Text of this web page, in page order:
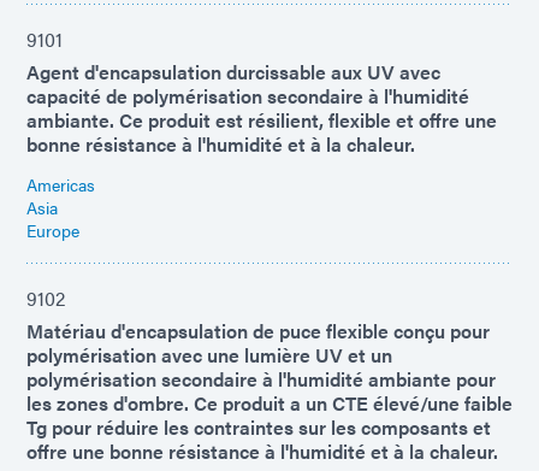
9101
Agent d'encapsulation durcissable aux UV avec
capacité de polymérisation secondaire à l'humidité
ambiante. Ce produit est résilient, flexible et offre une
bonne résistance à l'humidité et à la chaleur.
Americas
Asia
Europe
9102
Matériau d'encapsulation de puce flexible conçu pour
polymérisation avec une lumière UV et un
polymérisation secondaire à l'humidité ambiante pour
les zones d'ombre. Ce produit a un CTE élevé/une faible
Tg pour réduire les contraintes sur les composants et
offre une bonne résistance à l'humidité et à la chaleur.